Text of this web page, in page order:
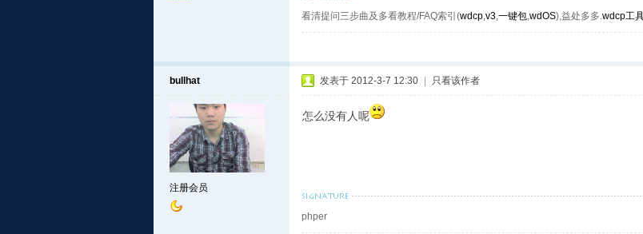
看清提问三步曲及多看教程/FAQ索引(wdcp,v3,一键包,wdOS),益处多多.wdcp工
bullhat
注册会员
发表于 2012-3-7 12:30 只看该作者
怎么没有人呢
phper